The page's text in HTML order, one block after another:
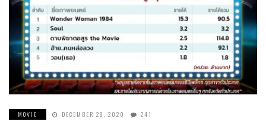
MOVIE DECEMBER 28, 2020 241